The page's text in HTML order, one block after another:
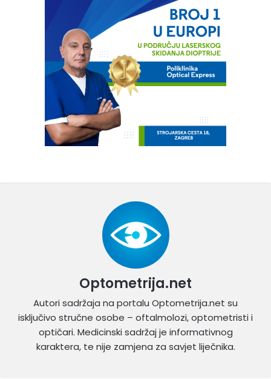
Optometrija.net
Autori sadržaja na portalu Optometrija.net su
isključivo stručne osobe – oftalmolozi, optometristi i
optičari. Medicinski sadržaj je informativnog
karaktera, te nije zamjena za savjet liječnika.